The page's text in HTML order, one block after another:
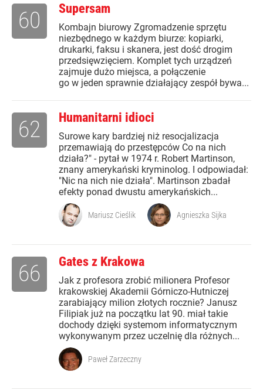
Supersam
Kombajn biurowy Zgromadzenie sprzętu
niezbędnego w każdym biurze: kopiarki,
drukarki, faksu i skanera, jest dość drogim
przedsięwzięciem. Komplet tych urządzeń
zajmuje dużo miejsca, a połączenie
go w jeden sprawnie działający zespół bywa...
60
Humanitarni idioci
Surowe kary bardziej niż resocjalizacja
przemawiają do przestępców Co na nich
działa?" - pytał w 1974 r. Robert Martinson,
znany amerykański kryminolog. I odpowiadał:
"Nic na nich nie działa". Martinson zbadał
efekty ponad dwustu amerykańskich...
62
Mariusz Cieślik Agnieszka Sijka
Gates z Krakowa
Jak z profesora zrobić milionera Profesor
krakowskiej Akademii Górniczo-Hutniczej
zarabiający milion złotych rocznie? Janusz
Filipiak już na początku lat 90. miał takie
dochody dzięki systemom informatycznym
wykonywanym przez uczelnię dla różnych...
66
Paweł Zarzeczny